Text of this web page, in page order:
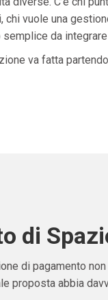
chi vuole una
da
va fatta
di
di pagamento
proposta abbia